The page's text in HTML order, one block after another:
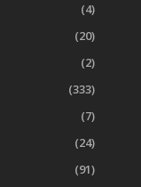
(4)
(20)
(2)
(333)
(7)
(24)
(91)